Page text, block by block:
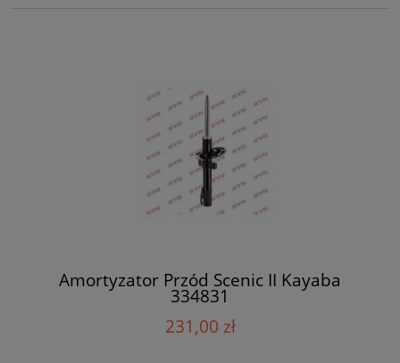
Amortyzator Przód Scenic II Kayaba
334831
231,00 zł